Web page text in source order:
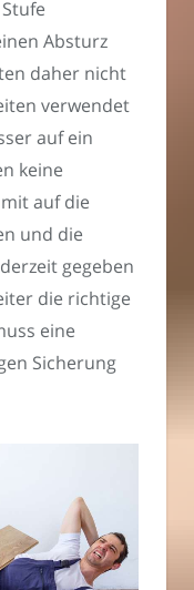
Absturz
daher nicht
verwendet
auf ein
keine
auf die
und die
gegeben
die richtige
eine
Sicherung